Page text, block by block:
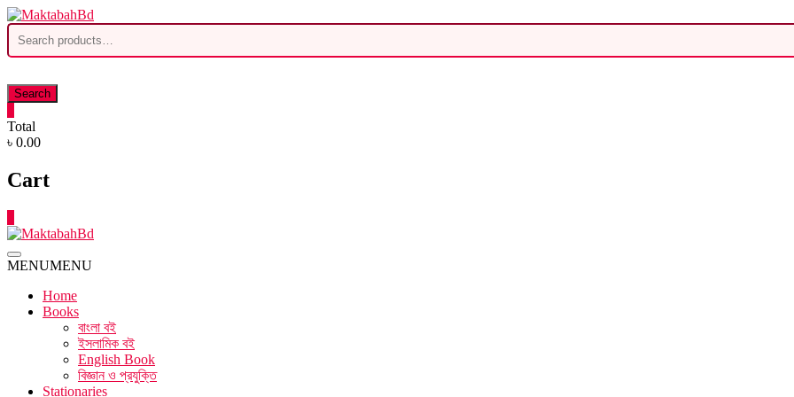
Skip
to
content
Search
for:
Search
Total
৳ 0.00
Cart
MENUMENU
Home
Books
বাংলা বই
ইসলামিক বই
English Book
বিজ্ঞান ও প্রযুক্তি
Stationaries